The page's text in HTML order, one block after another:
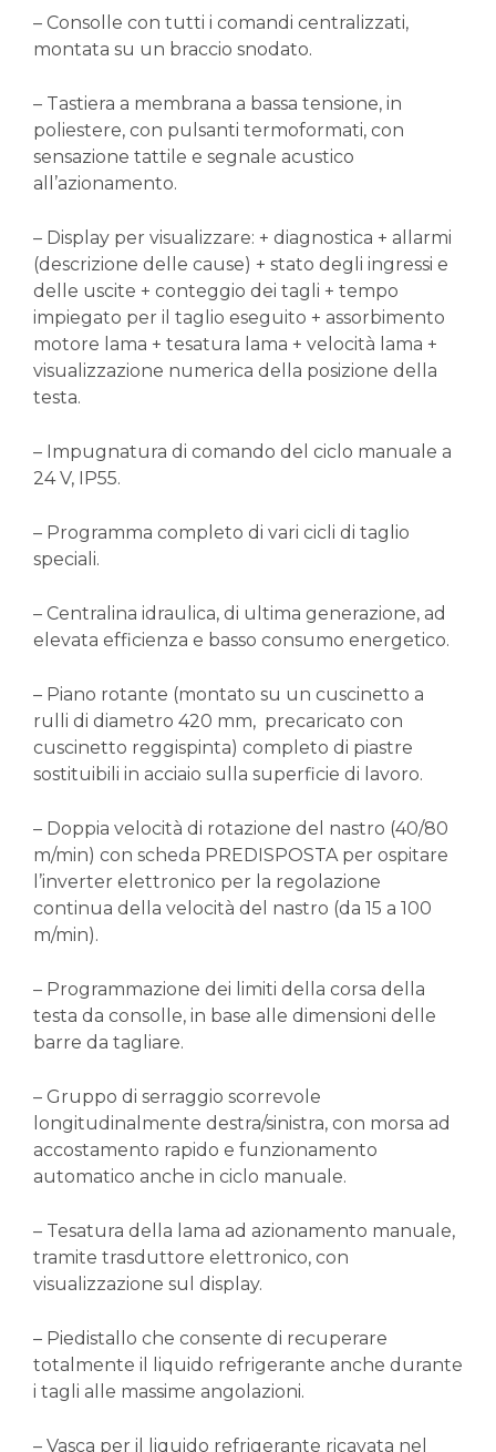
– Consolle con tutti i comandi centralizzati,
montata su un braccio snodato.
– Tastiera a membrana a bassa tensione, in
poliestere, con pulsanti termoformati, con
sensazione tattile e segnale acustico
all’azionamento.
– Display per visualizzare: + diagnostica + allarmi
(descrizione delle cause) + stato degli ingressi e
delle uscite + conteggio dei tagli + tempo
impiegato per il taglio eseguito + assorbimento
motore lama + tesatura lama + velocità lama +
visualizzazione numerica della posizione della
testa.
– Impugnatura di comando del ciclo manuale a
24 V, IP55.
– Programma completo di vari cicli di taglio
speciali.
– Centralina idraulica, di ultima generazione, ad
elevata efficienza e basso consumo energetico.
– Piano rotante (montato su un cuscinetto a
rulli di diametro 420 mm, precaricato con
cuscinetto reggispinta) completo di piastre
sostituibili in acciaio sulla superficie di lavoro.
– Doppia velocità di rotazione del nastro (40/80
m/min) con scheda PREDISPOSTA per ospitare
l’inverter elettronico per la regolazione
continua della velocità del nastro (da 15 a 100
m/min).
– Programmazione dei limiti della corsa della
testa da consolle, in base alle dimensioni delle
barre da tagliare.
– Gruppo di serraggio scorrevole
longitudinalmente destra/sinistra, con morsa ad
accostamento rapido e funzionamento
automatico anche in ciclo manuale.
– Tesatura della lama ad azionamento manuale,
tramite trasduttore elettronico, con
visualizzazione sul display.
– Piedistallo che consente di recuperare
totalmente il liquido refrigerante anche durante
i tagli alle massime angolazioni.
– Vasca per il liquido refrigerante ricavata nel